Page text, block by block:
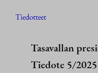
Tiedotteet
Tasavallan
Tiedote 5/2025